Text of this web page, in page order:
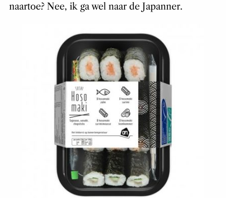
naartoe? Nee, ik ga wel naar de Japanner.